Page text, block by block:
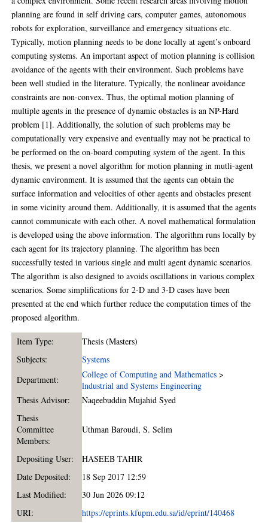
planning are found in self driving cars, computer games, autonomous
robots for exploration, surveillance and emergency situations etc.
Typically, motion planning needs to be done locally at agent’s onboard
computing systems. An important aspect of motion planning is collision
avoidance of the agents with their environment. Such problems have
been well studied in the literature. Typically, the nonlinear avoidance
constraints are non-convex. Thus, the optimal motion planning of
multiple agents in the presence of dynamic obstacles is an NP-Hard
problem [1]. Additionally, the solution of such problems may be
computationally very expensive and eventually may not be practical to
be performed on the on-board computing system of the agent. In this
thesis, we present a novel algorithm for motion planning in mutli-agent
dynamic environment. It is assumed that the agents can obtain the
surface information and velocities of other agents and obstacles present
in some vicinity around them. Additionally, it is assumed that the agents
cannot communicate with each other. A novel mathematical formulation
is developed using the above information. The algorithm runs locally by
each agent for its trajectory planning. The algorithm has been
successfully tested in various single and multi agent dynamic scenarios.
The algorithm is also designed to avoids oscillations in various complex
scenarios. Some simplifications for 2-D and 3-D cases have been
presented at the end which further reduce the computation times of the
proposed algorithm.
Item Type:
Thesis (Masters)
Subjects:
Systems
Department:
College of Computing and Mathematics >
lndustrial and Systems Engineering
Thesis Advisor:
Naqeebuddin Mujahid Syed
Thesis
Committee
Members:
Uthman Baroudi,S. Selim
Depositing User:
HASEEB TAHIR
Date Deposited:
18 Sep 2017 12:59
Last Modified:
30 Jun 2026 09:12
URI:
https://eprints.kfupm.edu.sa/id/eprint/140468